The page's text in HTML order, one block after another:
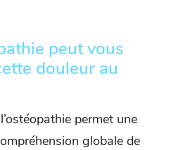
peut vous
douleur au
permet une
globale de